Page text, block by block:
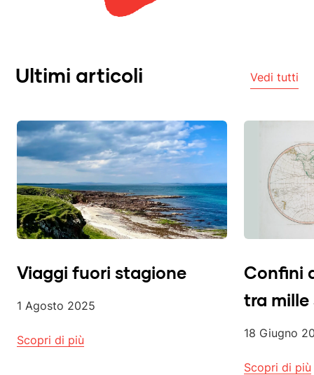
Ultimi articoli Vedi tutti
Viaggi fuori stagione
1 Agosto 2025
Scopri di più
Confini
tra mille
18 Giugno
Scopri di più